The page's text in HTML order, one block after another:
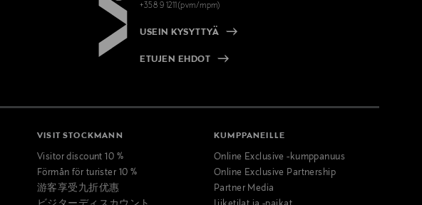
+358 9 1211(pvm/mpm)
USEIN KYSYTTYÄ
ETUJEN EHDOT
VISIT STOCKMANN
Visitor discount 10 %
Förmån för turister 10 %
游客享受九折优惠
KUMPPANEILLE
Online Exclusive -kumppanuus
Online Exclusive Partnership
Partner Media